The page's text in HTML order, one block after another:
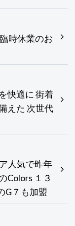
時休業のお
快適に 街着
えた 次世代
人気で昨年
Colors １３
G７も加盟